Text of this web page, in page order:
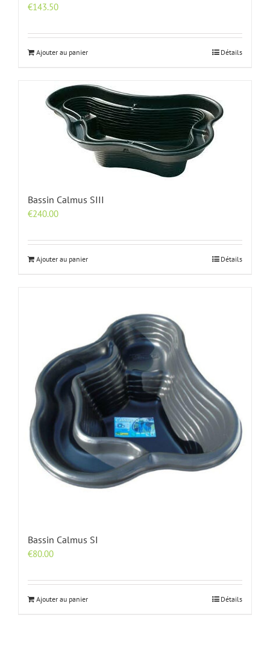
€143.50
Ajouter au panier Détails
Bassin Calmus SIII
€240.00
Ajouter au panier Détails
Bassin Calmus SI
€80.00
Ajouter au panier Détails